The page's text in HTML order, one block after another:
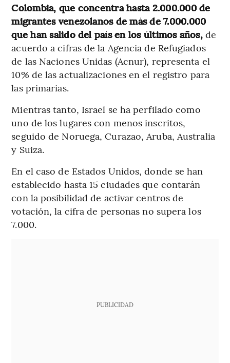
Colombia, que concentra hasta 2.000.000 de
migrantes venezolanos de más de 7.000.000
que han salido del país en los últimos años,de
acuerdo a cifras de la Agencia de Refugiados
de las Naciones Unidas (Acnur), representa el
10% de las actualizaciones en el registro para
las primarias.
Mientras tanto, Israel se ha perfilado como
uno de los lugares con menos inscritos,
seguido de Noruega, Curazao, Aruba, Australia
y Suiza.
En el caso de Estados Unidos, donde se han
establecido hasta 15 ciudades que contarán
con la posibilidad de activar centros de
votación, la cifra de personas no supera los
7.000.
PUBLICIDAD